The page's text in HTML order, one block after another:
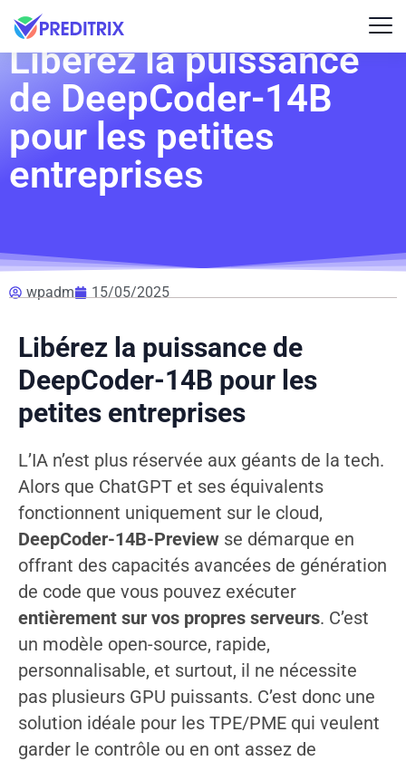
Libérez la puissance
de DeepCoder-14B
pour les petites
entreprises
wpadm 15/05/2025
Libérez la puissance de
DeepCoder-14B pour les
petites entreprises
L’IA n’est plus réservée aux géants de la tech.
Alors que ChatGPT et ses équivalents
fonctionnent uniquement sur le cloud,
DeepCoder-14B-Preview se démarque en
offrant des capacités avancées de génération
de code que vous pouvez exécuter
entièrement sur vos propres serveurs. C’est
un modèle open-source, rapide,
personnalisable, et surtout, il ne nécessite
pas plusieurs GPU puissants. C’est donc une
solution idéale pour les TPE/PME qui veulent
garder le contrôle ou en ont assez de